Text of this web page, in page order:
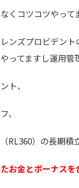
くコツコツやって
ンズプロビデン
ってますし運用管
ト、
、
RL360）の長期積
お金とボーナス